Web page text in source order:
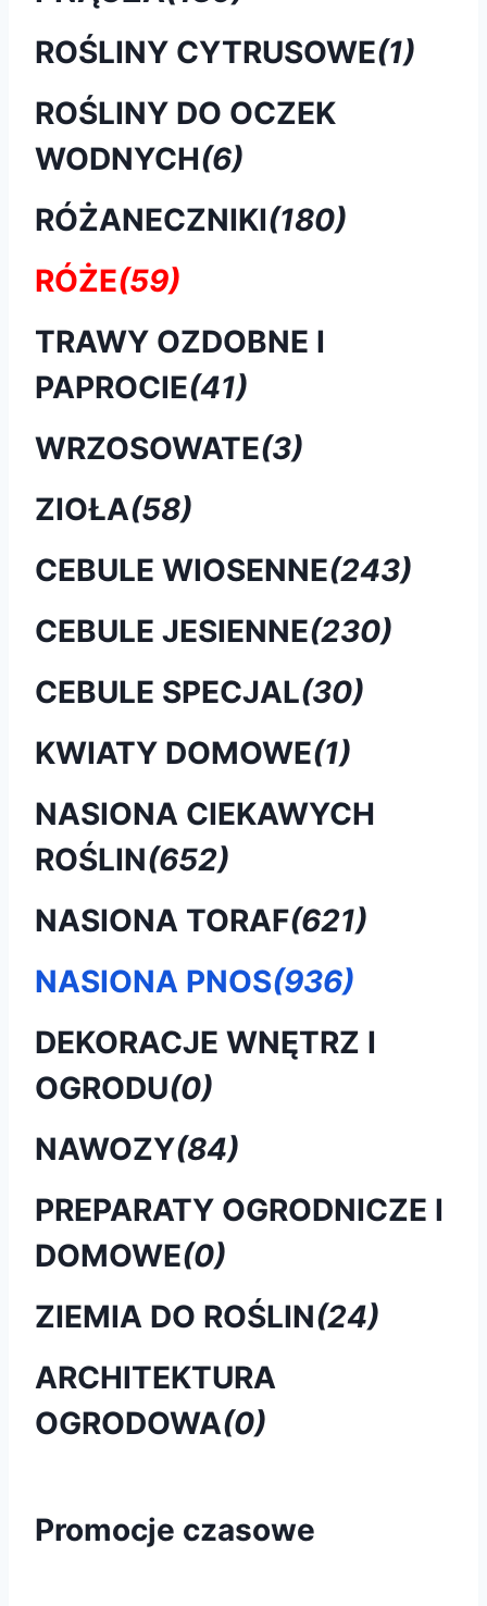
ROŚLINY CYTRUSOWE(1)
ROŚLINY DO OCZEK
WODNYCH(6)
RÓŻANECZNIKI(180)
RÓŻE(59)
TRAWY OZDOBNE I
PAPROCIE(41)
WRZOSOWATE(3)
ZIOŁA(58)
CEBULE WIOSENNE(243)
CEBULE JESIENNE(230)
CEBULE SPECJAL(30)
KWIATY DOMOWE(1)
NASIONA CIEKAWYCH
ROŚLIN(652)
NASIONA TORAF(621)
NASIONA PNOS(936)
DEKORACJE WNĘTRZ I
OGRODU(0)
NAWOZY(84)
PREPARATY OGRODNICZE I
DOMOWE(0)
ZIEMIA DO ROŚLIN(24)
ARCHITEKTURA
OGRODOWA(0)
Promocje czasowe